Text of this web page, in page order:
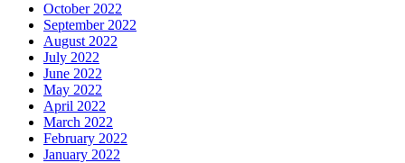
October 2022
September 2022
August 2022
July 2022
June 2022
May 2022
April 2022
March 2022
February 2022
January 2022